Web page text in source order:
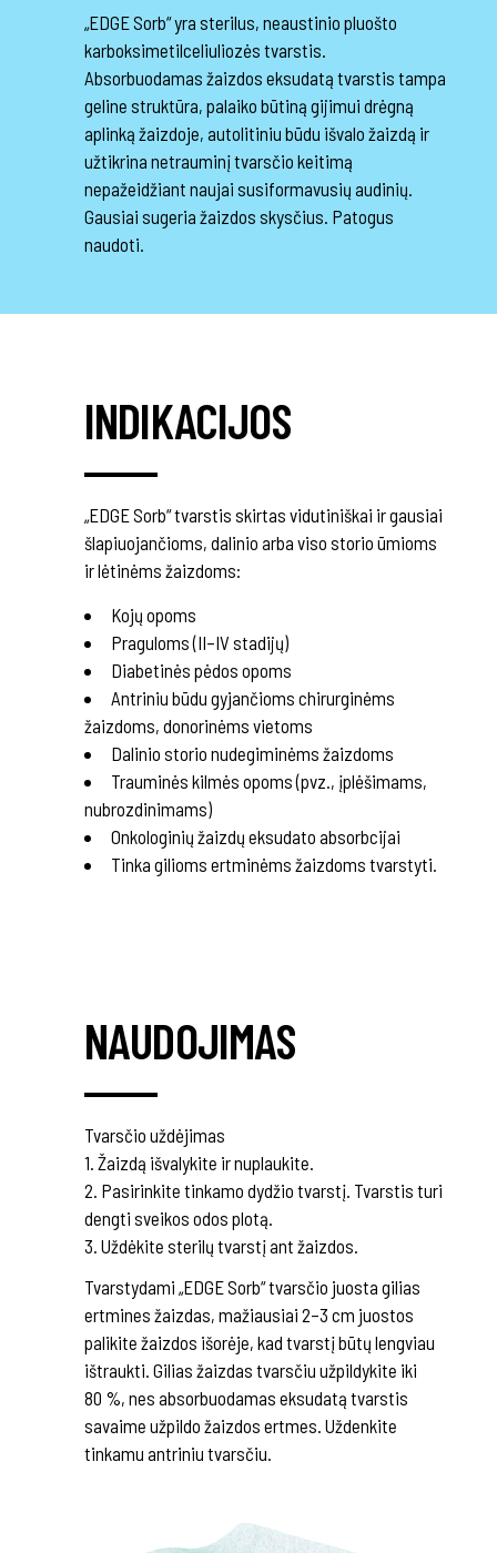
„EDGE Sorb“ yra sterilus, neaustinio pluošto
karboksimetilceliuliozės tvarstis.
Absorbuodamas žaizdos eksudatą tvarstis tampa
geline struktūra, palaiko būtiną gijimui drėgną
aplinką žaizdoje, autolitiniu būdu išvalo žaizdą ir
užtikrina netrauminį tvarsčio keitimą
nepažeidžiant naujai susiformavusių audinių.
Gausiai sugeria žaizdos skysčius. Patogus
naudoti.
INDIKACIJOS
„EDGE Sorb“ tvarstis skirtas vidutiniškai ir gausiai
šlapiuojančioms, dalinio arba viso storio ūmioms
ir lėtinėms žaizdoms:
Kojų opoms
Praguloms (II–IV stadijų)
Diabetinės pėdos opoms
Antriniu būdu gyjančioms chirurginėms
žaizdoms, donorinėms vietoms
Dalinio storio nudegiminėms žaizdoms
Trauminės kilmės opoms (pvz., įplėšimams,
nubrozdinimams)
Onkologinių žaizdų eksudato absorbcijai
Tinka gilioms ertminėms žaizdoms tvarstyti.
NAUDOJIMAS
Tvarsčio uždėjimas
1. Žaizdą išvalykite ir nuplaukite.
2. Pasirinkite tinkamo dydžio tvarstį. Tvarstis turi
dengti sveikos odos plotą.
3. Uždėkite sterilų tvarstį ant žaizdos.
Tvarstydami „EDGE Sorb“ tvarsčio juosta gilias
ertmines žaizdas, mažiausiai 2–3 cm juostos
palikite žaizdos išorėje, kad tvarstį būtų lengviau
ištraukti. Gilias žaizdas tvarsčiu užpildykite iki
80 %, nes absorbuodamas eksudatą tvarstis
savaime užpildo žaizdos ertmes. Uždenkite
tinkamu antriniu tvarsčiu.